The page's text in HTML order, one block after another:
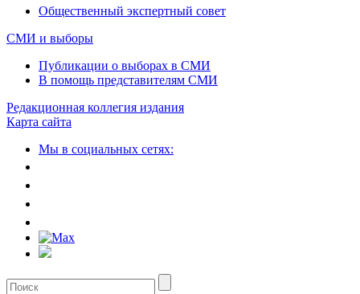
Общественный экспертный совет
СМИ и выборы
Публикации о выборах в СМИ
В помощь представителям СМИ
Редакционная коллегия издания
Карта сайта
Мы в социальных сетях: